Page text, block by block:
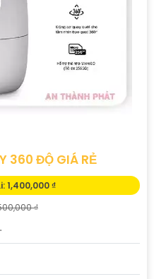
360 ĐỘ GIÁ RẺ
1,400,000 ₫
₫